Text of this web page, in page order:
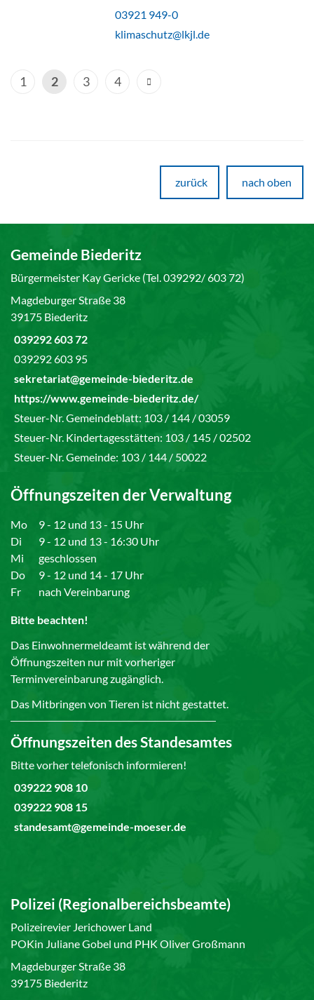
03921 949-0
klimaschutz@lkjl.de
1 2 3 4
zurück nach oben
Gemeinde Biederitz
Bürgermeister Kay Gericke (Tel. 039292/ 603 72)
Magdeburger Straße 38
39175 Biederitz
039292 603 72
039292 603 95
sekretariat@gemeinde-biederitz.de
https://www.gemeinde-biederitz.de/
Steuer-Nr. Gemeindeblatt: 103 / 144 / 03059
Steuer-Nr. Kindertagesstätten: 103 / 145 / 02502
Steuer-Nr. Gemeinde: 103 / 144 / 50022
Öffnungszeiten der Verwaltung
Mo
9 - 12 und 13 - 15 Uhr
Di
9 - 12 und 13 - 16:30 Uhr
Mi
geschlossen
Do
9 - 12 und 14 - 17 Uhr
Fr
nach Vereinbarung
Bitte beachten!
Das Einwohnermeldeamt ist während der
Öffnungszeiten nur mit vorheriger
Terminvereinbarung zugänglich.
Das Mitbringen von Tieren ist nicht gestattet.
Öffnungszeiten des Standesamtes
Bitte vorher telefonisch informieren!
039222 908 10
039222 908 15
standesamt@gemeinde-moeser.de
Polizei (Regionalbereichsbeamte)
Polizeirevier Jerichower Land
POKin Juliane Gobel und PHK Oliver Großmann
Magdeburger Straße 38
39175 Biederitz